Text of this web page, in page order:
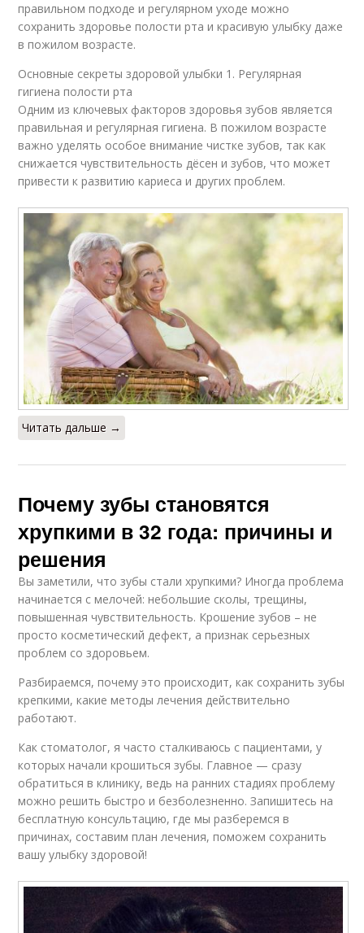
правильном подходе и регулярном уходе можно
сохранить здоровье полости рта и красивую улыбку даже
в пожилом возрасте.
Основные секреты здоровой улыбки 1. Регулярная
гигиена полости рта
Одним из ключевых факторов здоровья зубов является
правильная и регулярная гигиена. В пожилом возрасте
важно уделять особое внимание чистке зубов, так как
снижается чувствительность дёсен и зубов, что может
привести к развитию кариеса и других проблем.
Читать дальше →
Почему зубы становятся
хрупкими в 32 года: причины и
решения
Вы заметили, что зубы стали хрупкими? Иногда проблема
начинается с мелочей: небольшие сколы, трещины,
повышенная чувствительность. Крошение зубов – не
просто косметический дефект, а признак серьезных
проблем со здоровьем.
Разбираемся, почему это происходит, как сохранить зубы
крепкими, какие методы лечения действительно
работают.
Как стоматолог, я часто сталкиваюсь с пациентами, у
которых начали крошиться зубы. Главное — сразу
обратиться в клинику, ведь на ранних стадиях проблему
можно решить быстро и безболезненно. Запишитесь на
бесплатную консультацию, где мы разберемся в
причинах, составим план лечения, поможем сохранить
вашу улыбку здоровой!